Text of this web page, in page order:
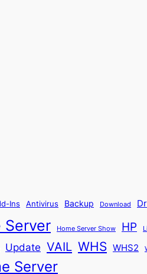
Ins Antivirus Backup Download
Server Home Server Show HP
Update VAIL WHS WHS2
Server